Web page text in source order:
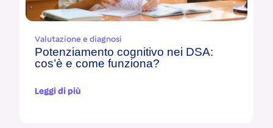
Valutazione e diagnosi
Potenziamento cognitivo nei DSA:
cos’è e come funziona?
Leggi di più